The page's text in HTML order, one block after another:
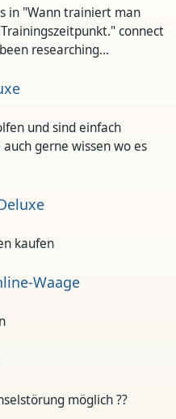
in "Wann trainiert man
connect
researching…
und sind einfach
gerne wissen wo es
kaufen
Waage
möglich ??